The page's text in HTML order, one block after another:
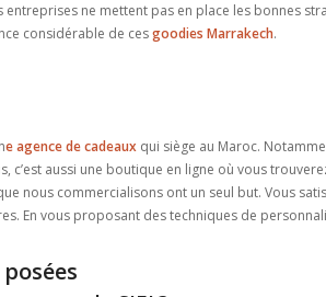
ne mettent pas en place les bonnes
considérable de cesgoodies Marrakech.
e agence de cadeaux qui siège au Maroc.
c’est aussi une boutique en ligne où vous
nous commercialisons ont un seul but. Vous
En vous proposant des techniques de